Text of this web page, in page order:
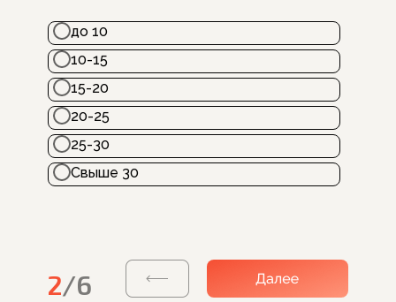
до 10
10-15
15-20
20-25
25-30
Свыше 30
2/6